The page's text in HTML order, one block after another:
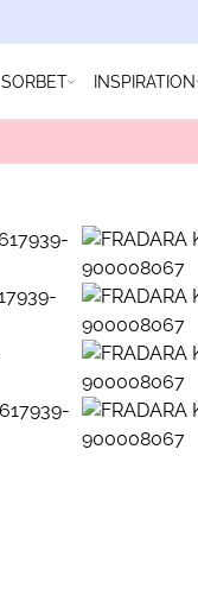
SORBET INSPIRATION